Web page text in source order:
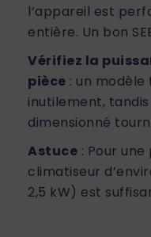
l’appareil est
entière. Un bon
Vérifiez la
pièce : un
inutilement, tandis
dimensionné
Astuce : Pour
climatiseur
2,5 kW) est